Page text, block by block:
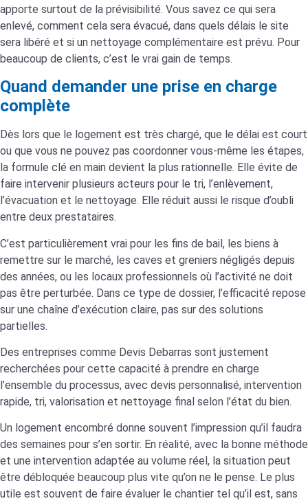
apporte surtout de la prévisibilité. Vous savez ce qui sera
enlevé, comment cela sera évacué, dans quels délais le site
sera libéré et si un nettoyage complémentaire est prévu. Pour
beaucoup de clients, c’est le vrai gain de temps.
Quand demander une prise en charge
complète
Dès lors que le logement est très chargé, que le délai est court
ou que vous ne pouvez pas coordonner vous-même les étapes,
la formule clé en main devient la plus rationnelle. Elle évite de
faire intervenir plusieurs acteurs pour le tri, l’enlèvement,
l’évacuation et le nettoyage. Elle réduit aussi le risque d’oubli
entre deux prestataires.
C’est particulièrement vrai pour les fins de bail, les biens à
remettre sur le marché, les caves et greniers négligés depuis
des années, ou les locaux professionnels où l’activité ne doit
pas être perturbée. Dans ce type de dossier, l’efficacité repose
sur une chaîne d’exécution claire, pas sur des solutions
partielles.
Des entreprises comme Devis Debarras sont justement
recherchées pour cette capacité à prendre en charge
l’ensemble du processus, avec devis personnalisé, intervention
rapide, tri, valorisation et nettoyage final selon l’état du bien.
Un logement encombré donne souvent l’impression qu’il faudra
des semaines pour s’en sortir. En réalité, avec la bonne méthode
et une intervention adaptée au volume réel, la situation peut
être débloquée beaucoup plus vite qu’on ne le pense. Le plus
utile est souvent de faire évaluer le chantier tel qu’il est, sans